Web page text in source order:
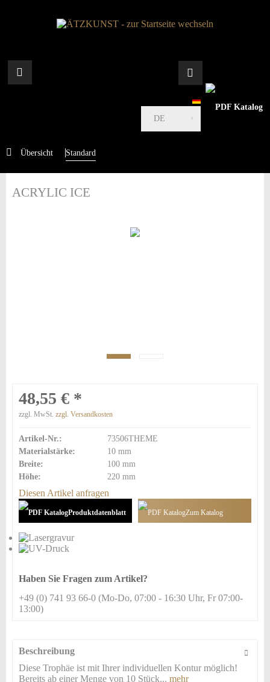
Übersicht Standard
ACRYLIC ICE
48,55 € *
zzgl. MwSt. zzgl. Versandkosten
Artikel-Nr.:
73506THEME
Materialstärke:
10 mm
Breite:
100 mm
Höhe:
220 mm
Diesen Artikel anfragen
Produktdatenblatt Zum Katalog
Haben Sie Fragen zum Artikel?
+49 (0) 741 93 66-0 (Mo-Do, 07:00 - 16:30 Uhr, Fr 07:00-
13:00)
Beschreibung
Diese Trophäe ist mit Ihrer individuellen Kontur möglich!
Bereits ab einer Menge von 10 Stück... mehr